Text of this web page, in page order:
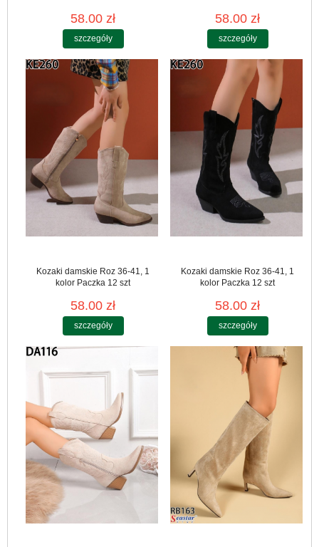
58.00 zł
szczegóły
58.00 zł
szczegóły
Kozaki damskie Roz 36-41, 1
kolor Paczka 12 szt
58.00 zł
szczegóły
Kozaki damskie Roz 36-41, 1
kolor Paczka 12 szt
58.00 zł
szczegóły